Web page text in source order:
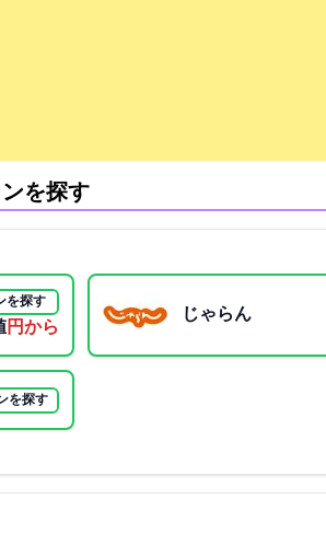
を探す
を探す
5703円から
じゃらん
を探す